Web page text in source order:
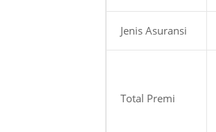
Jenis Asuransi
Total Premi